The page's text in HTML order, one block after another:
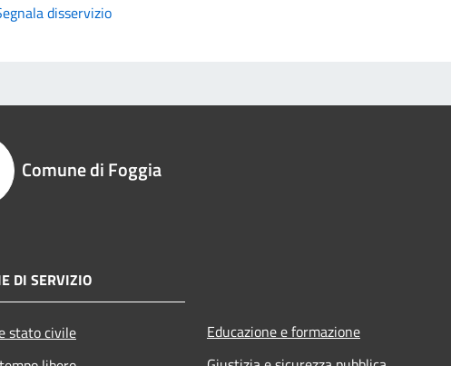
disservizio
Comune di Foggia
DI SERVIZIO
stato civile
Educazione e formazione